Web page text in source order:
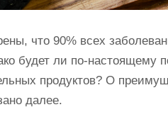
что 90% всех
будет ли по-настоящему
продуктов? О
далее.